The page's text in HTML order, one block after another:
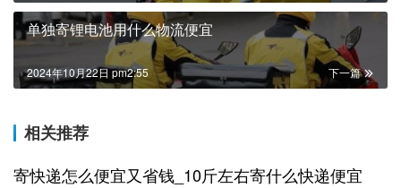
单独寄锂电池用什么物流便宜
下一篇
2024年10月22日 pm2:55
相关推荐
寄快递怎么便宜又省钱_10斤左右寄什么快递便宜